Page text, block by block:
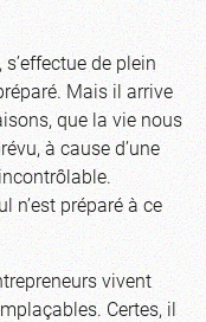
de plein
Mais il arrive
que la vie nous
à cause d’une
n’est préparé à ce
vivent
Certes, il